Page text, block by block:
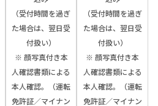
（受付時間を過ぎ
た場合は、翌日受
付扱い）
※ 顔写真付き本
人確認書類による
本人確認。（運転
免許証／マイナン
（受付時間を過ぎ
た場合は、翌日受
付扱い）
※ 顔写真付き本
人確認書類による
本人確認。（運転
免許証／マイナン